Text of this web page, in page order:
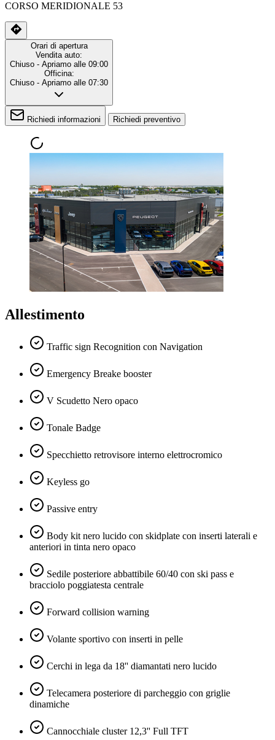
CORSO MERIDIONALE 53
Orari di apertura
Vendita auto:
Chiuso - Apriamo alle 09:00
Officina:
Chiuso - Apriamo alle 07:30
Richiedi informazioni Richiedi preventivo
Allestimento
Traffic sign Recognition con Navigation
Emergency Breake booster
V Scudetto Nero opaco
Tonale Badge
Specchietto retrovisore interno elettrocromico
Keyless go
Passive entry
Body kit nero lucido con skidplate con inserti laterali e
anteriori in tinta nero opaco
Sedile posteriore abbattibile 60/40 con ski pass e
bracciolo poggiatesta centrale
Forward collision warning
Volante sportivo con inserti in pelle
Cerchi in lega da 18'' diamantati nero lucido
Telecamera posteriore di parcheggio con griglie
dinamiche
Cannocchiale cluster 12,3'' Full TFT